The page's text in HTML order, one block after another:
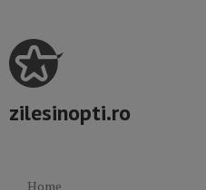
zilesinopti.ro
Home